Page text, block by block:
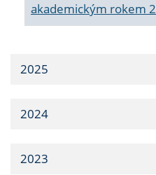
akademickým rokem
2025
2024
2023